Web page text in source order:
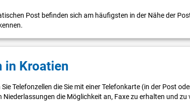
Post befinden sich am häufigsten in der Nähe der
in Kroatien
Telefonzellen die Sie mit einer Telefonkarte (in der Post
Niederlassungen die Möglichkeit an, Faxe zu erhalten und zu